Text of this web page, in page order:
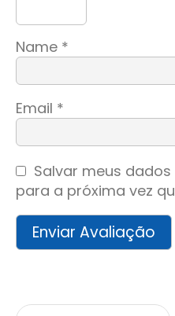
Name *
Email *
Salvar meus
para a próxima vez